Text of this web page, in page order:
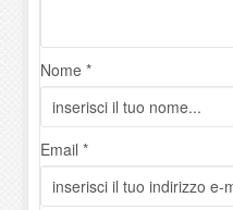
Nome *
Email *